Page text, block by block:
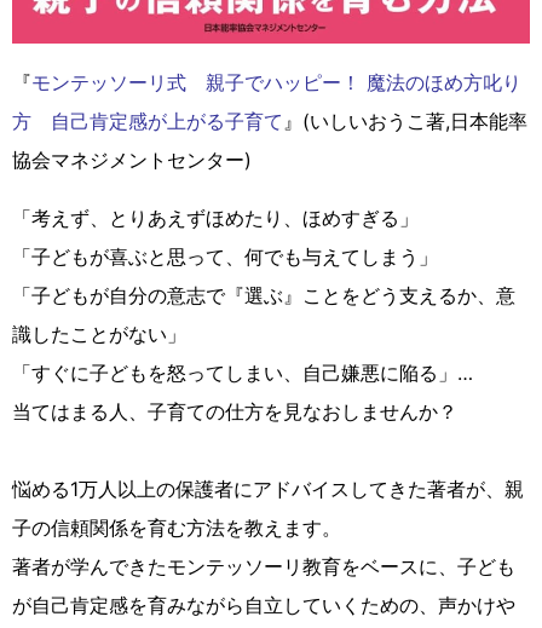
『モンテッソーリ式 親子でハッピー！ 魔法のほめ方叱り
方 自己肯定感が上がる子育て 』(いしいおうこ著,日本能率
協会マネジメントセンター)
「考えず、とりあえずほめたり、ほめすぎる」
「子どもが喜ぶと思って、何でも与えてしまう」
「子どもが自分の意志で『選ぶ』ことをどう支えるか、意
識したことがない」
「すぐに子どもを怒ってしまい、自己嫌悪に陥る」…
当てはまる人、子育ての仕方を見なおしませんか？
悩める1万人以上の保護者にアドバイスしてきた著者が、親
子の信頼関係を育む方法を教えます。
著者が学んできたモンテッソーリ教育をベースに、子ども
が自己肯定感を育みながら自立していくための、声かけや